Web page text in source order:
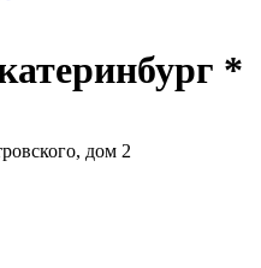
*
дом 2